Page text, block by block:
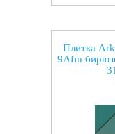
Плитка
9Afm